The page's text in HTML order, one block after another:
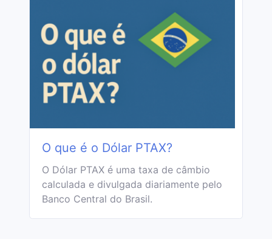
O que é o Dólar PTAX?
O Dólar PTAX é uma taxa de câmbio
calculada e divulgada diariamente pelo
Banco Central do Brasil.